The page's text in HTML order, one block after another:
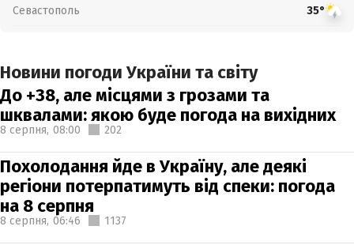
Севастополь 35°
Новини погоди України та світу
До +38, але місцями з грозами та
шквалами: якою буде погода на вихідних
8 серпня, 08:00 202
Похолодання йде в Україну, але деякі
регіони потерпатимуть від спеки: погода
на 8 серпня
8 серпня, 06:46 1137